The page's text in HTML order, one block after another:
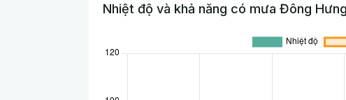
Nhiệt độ và khả năng có mưa Đông